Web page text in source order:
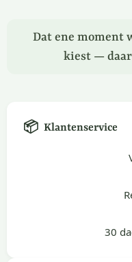
Dat ene moment
kiest — daar
📦 Klantenservice
30